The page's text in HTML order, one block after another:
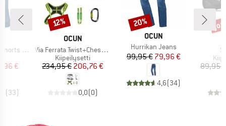
Jeans
hinta
€
(33)
MERKKI
OCUN
Tuote
Via Ferrata Twist+Chest Set
Tuoteryhmä
Kiipeilysetti
Hinta
234,95 € Alennettu hinta
206,76 €
0,0(0)
Alennus
12%
MERKKI
OCUN
Tuote
Hurrikan Jeans
Hinta
99,95 €Alennettu hinta
79,96 €
4,6(34)
Alennus
20%
89,95 €